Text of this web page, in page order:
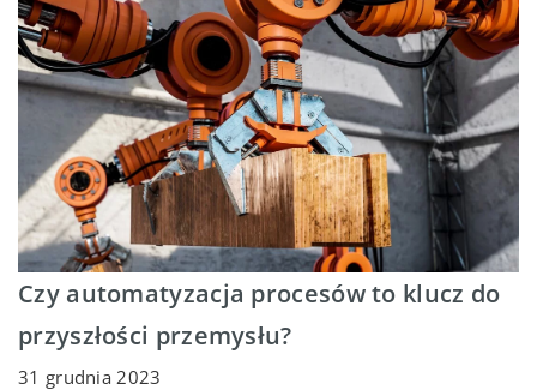
Czy automatyzacja procesów to klucz do
przyszłości przemysłu?
31 grudnia 2023